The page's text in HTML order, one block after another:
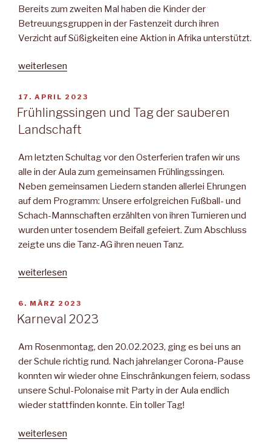
Klasse
4a“
Bereits zum zweiten Mal haben die Kinder der
Betreuungsgruppen in der Fastenzeit durch ihren
Verzicht auf Süßigkeiten eine Aktion in Afrika unterstützt.
„Fastenaktion
Betreuung“
weiterlesen
VERÖFFENTLICHT
AM
17. APRIL 2023
Frühlingssingen und Tag der sauberen
Landschaft
Am letzten Schultag vor den Osterferien trafen wir uns
alle in der Aula zum gemeinsamen Frühlingssingen.
Neben gemeinsamen Liedern standen allerlei Ehrungen
auf dem Programm: Unsere erfolgreichen Fußball- und
Schach-Mannschaften erzählten von ihren Turnieren und
wurden unter tosendem Beifall gefeiert. Zum Abschluss
zeigte uns die Tanz-AG ihren neuen Tanz.
„Frühlingssingen
Tag
der
Landschaft“
weiterlesen
VERÖFFENTLICHT
AM
6. MÄRZ 2023
Karneval 2023
Am Rosenmontag, den 20.02.2023, ging es bei uns an
der Schule richtig rund. Nach jahrelanger Corona-Pause
konnten wir wieder ohne Einschränkungen feiern, sodass
unsere Schul-Polonaise mit Party in der Aula endlich
wieder stattfinden konnte. Ein toller Tag!
„Karneval
weiterlesen